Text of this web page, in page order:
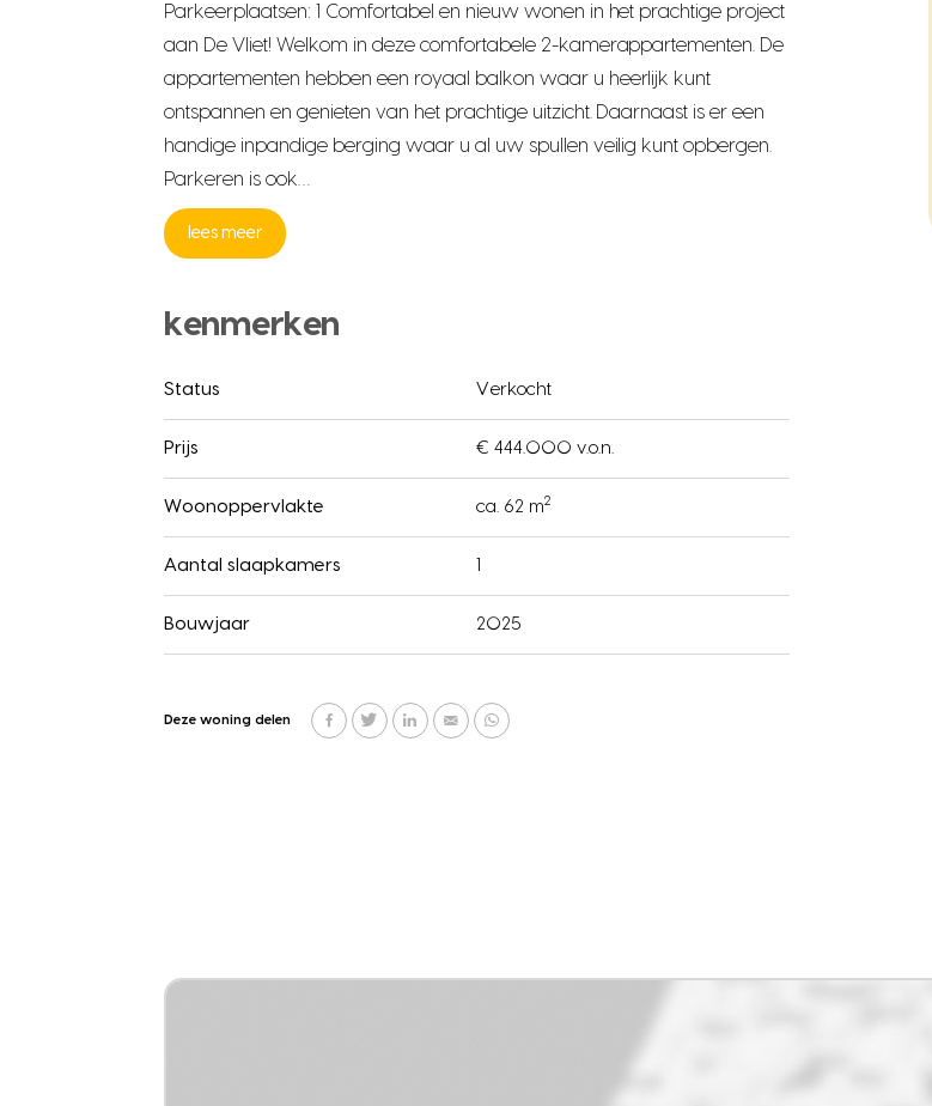
Parkeerplaatsen: 1 Comfortabel en nieuw wonen in het prachtige project
aan De Vliet! Welkom in deze comfortabele 2-kamerappartementen. De
appartementen hebben een royaal balkon waar u heerlijk kunt
ontspannen en genieten van het prachtige uitzicht. Daarnaast is er een
handige inpandige berging waar u al uw spullen veilig kunt opbergen.
Parkeren is ook…
lees meer
kenmerken
Status Verkocht
Prijs € 444.000 v.o.n.
Woonoppervlakte ca. 62 m2
Aantal slaapkamers
Bouwjaar 2025
Deze woning delen